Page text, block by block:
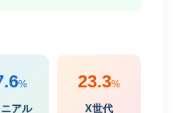
%
ニアル
23.3%
X世代